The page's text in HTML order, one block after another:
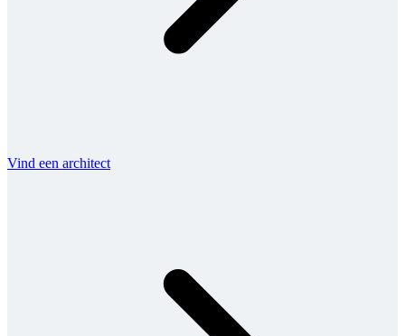
Vind een architect